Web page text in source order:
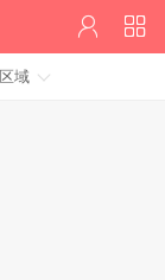
 
区域